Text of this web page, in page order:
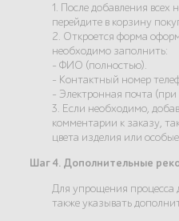
1. После добавления всех
перейдите в корзину
2. Откроется форма
необходимо заполнить:
- ФИО (полностью).
- Контактный номер
- Электронная почта
3. Если необходимо,
комментарии к заказу,
цвета изделия или
Шаг 4. Дополнительные
Для упрощения процесса
также указывать